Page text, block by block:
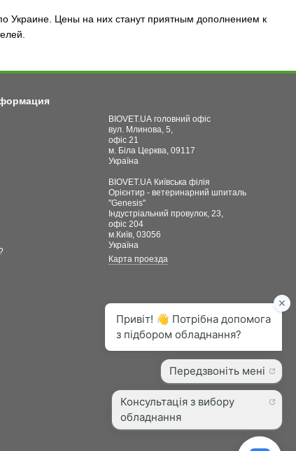
Украине. Цены на них станут приятным дополнением к
BIOVET.UA головний офіс
вул. Млинова, 5,
офіс 21
м. Біла Церква, 09117
Україна
BIOVET.UA Київська філія
Орієнтир - ветеринарний шпиталь
"Genesis"
Індустріальний провулок, 23,
офіс 204
м.Київ, 03056
Україна
Карта проезда